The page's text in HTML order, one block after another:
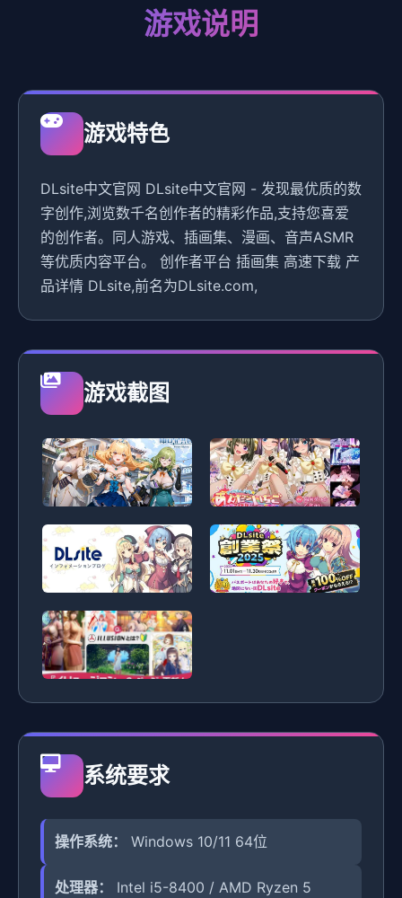
游戏说明
游戏特色
DLsite中文官网 DLsite中文官网 - 发现最优质的数
字创作,浏览数千名创作者的精彩作品,支持您喜爱
的创作者。同人游戏、插画集、漫画、音声ASMR
等优质内容平台。 创作者平台 插画集 高速下载 产
品详情 DLsite,前名为DLsite.com,
游戏截图
系统要求
操作系统： Windows 10/11 64位
处理器：
Intel i5-8400 / AMD Ryzen 5